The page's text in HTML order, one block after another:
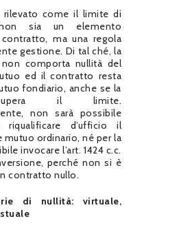
rilevato come il limite di
non sia un elemento
ma una regola
gestione. Di tal ché, la
comporta nullità del
ed il contratto resta
fondiario, anche se la
il limite.
non sarà possibile
d’ufficio il
ordinario, né per la
invocare l’art. 1424 c.c.
perché non si è
contratto nullo.
di nullità: virtuale,